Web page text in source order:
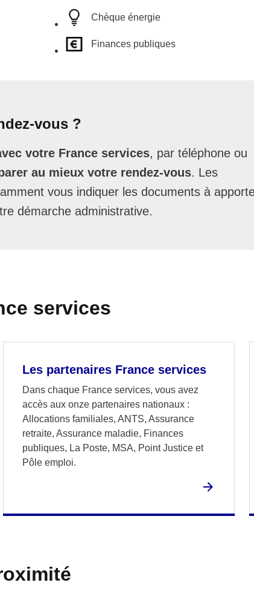
Chèque énergie
Finances publiques
vous ?
votre France services, par téléphone ou
au mieux votre rendez-vous. Les
vous indiquer les documents à
démarche administrative.
services
Les partenaires France services
Dans chaque France services, vous avez
accès aux onze partenaires nationaux :
Allocations familiales, ANTS, Assurance
retraite, Assurance maladie, Finances
publiques, La Poste, MSA, Point Justice et
Pôle emploi.